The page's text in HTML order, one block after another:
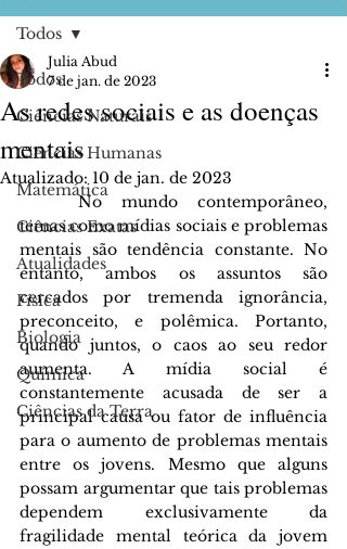
Todos
Ciências Naturais
Ciências Humanas
Matemática
Ciências Exatas
Atualidades
Física
Biologia
Química
Ciências da Terra
Todos
As redes sociais e as doenças
mentais
Julia Abud
7 de jan. de 2023
Atualizado: 10 de jan. de 2023
	No mundo contemporâneo,
temas como mídias sociais e problemas
mentais são tendência constante. No
entanto, ambos os assuntos são
cercados por tremenda ignorância,
preconceito, e polêmica. Portanto,
quando juntos, o caos ao seu redor
aumenta. A mídia social é
constantemente acusada de ser a
principal causa ou fator de influência
para o aumento de problemas mentais
entre os jovens. Mesmo que alguns
possam argumentar que tais problemas
dependem exclusivamente da
fragilidade mental teórica da jovem